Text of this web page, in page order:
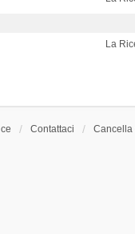
La
Contattaci Cancella